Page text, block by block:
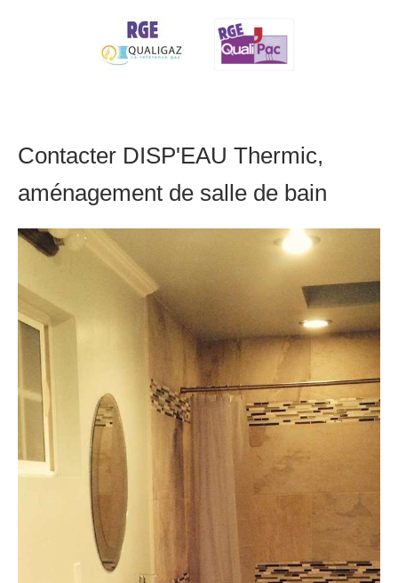
Contacter DISP'EAU Thermic,
aménagement de salle de bain